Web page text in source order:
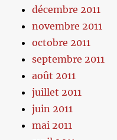
décembre 2011
novembre 2011
octobre 2011
septembre 2011
août 2011
juillet 2011
juin 2011
mai 2011